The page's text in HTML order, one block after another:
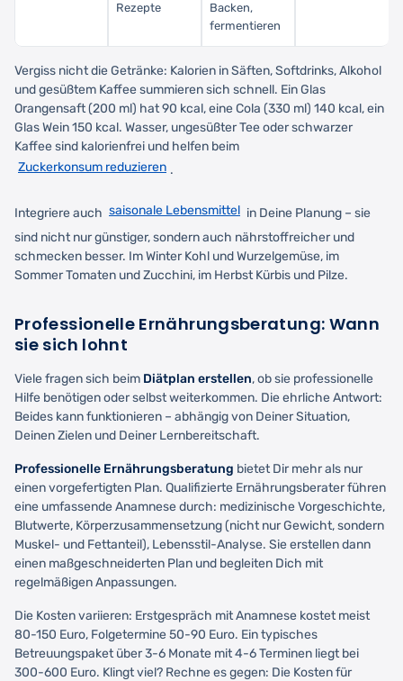
Rezepte
Backen,
fermentieren
Vergiss nicht die Getränke: Kalorien in Säften, Softdrinks, Alkohol
und gesüßtem Kaffee summieren sich schnell. Ein Glas
Orangensaft (200 ml) hat 90 kcal, eine Cola (330 ml) 140 kcal, ein
Glas Wein 150 kcal. Wasser, ungesüßter Tee oder schwarzer
Kaffee sind kalorienfrei und helfen beim
Zuckerkonsum reduzieren .
Integriere auch saisonale Lebensmittel in Deine Planung – sie
sind nicht nur günstiger, sondern auch nährstoffreicher und
schmecken besser. Im Winter Kohl und Wurzelgemüse, im
Sommer Tomaten und Zucchini, im Herbst Kürbis und Pilze.
Professionelle Ernährungsberatung: Wann
sie sich lohnt
Viele fragen sich beim Diätplan erstellen, ob sie professionelle
Hilfe benötigen oder selbst weiterkommen. Die ehrliche Antwort:
Beides kann funktionieren – abhängig von Deiner Situation,
Deinen Zielen und Deiner Lernbereitschaft.
Professionelle Ernährungsberatung bietet Dir mehr als nur
einen vorgefertigten Plan. Qualifizierte Ernährungsberater führen
eine umfassende Anamnese durch: medizinische Vorgeschichte,
Blutwerte, Körperzusammensetzung (nicht nur Gewicht, sondern
Muskel- und Fettanteil), Lebensstil-Analyse. Sie erstellen dann
einen maßgeschneiderten Plan und begleiten Dich mit
regelmäßigen Anpassungen.
Die Kosten variieren: Erstgespräch mit Anamnese kostet meist
80-150 Euro, Folgetermine 50-90 Euro. Ein typisches
Betreuungspaket über 3-6 Monate mit 4-6 Terminen liegt bei
300-600 Euro. Klingt viel? Rechne es gegen: Die Kosten für